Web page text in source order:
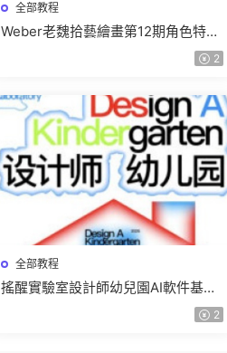
全部教程
Weber老魏拾藝繪畫第12期角色特訓
2
全部教程
搖醒實驗室設計師幼兒園AI軟件基礎
2